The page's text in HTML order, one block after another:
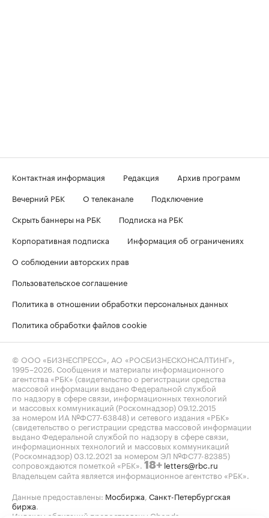
Контактная информация Редакция
Архив программ
Вечерний РБК
О телеканале
Подключение
Скрыть баннеры на РБК
Подписка на РБК
Корпоративная подписка
Информация об ограничениях
О соблюдении авторских прав
Пользовательское соглашение
Политика в отношении обработки персональных данных
Политика обработки файлов cookie
© ООО «БИЗНЕСПРЕСС», АО «РОСБИЗНЕСКОНСАЛТИНГ»,
1995–2026 . Сообщения и материалы информационного
агентства «РБК» (свидетельство о регистрации средства
массовой информации выдано Федеральной службой
по надзору в сфере связи, информационных технологий
и массовых коммуникаций (Роскомнадзор) 09.12.2015
за номером ИА №ФС77-63848) и сетевого издания «РБК»
(свидетельство о регистрации средства массовой информации
выдано Федеральной службой по надзору в сфере связи,
информационных технологий и массовых коммуникаций
(Роскомнадзор) 03.12.2021 за номером ЭЛ №ФС77-82385)
сопровождаются пометкой «РБК». 18+ letters@rbc.ru
Владельцем сайта является информационное агентство «РБК».
Данные предоставлены: Мосбиржа Санкт-Петербургская
биржа
Индексы облигаций предоставлены Cbonds.